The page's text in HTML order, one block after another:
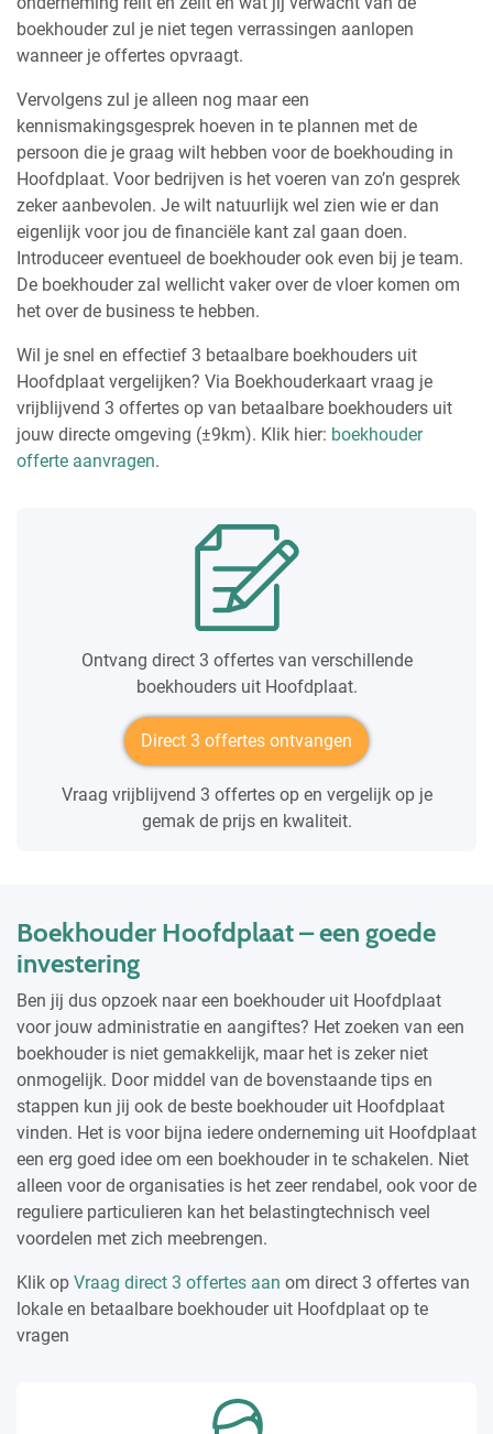
boekhouder zul je niet tegen verrassingen aanlopen
wanneer je offertes opvraagt.
Vervolgens zul je alleen nog maar een
kennismakingsgesprek hoeven in te plannen met de
persoon die je graag wilt hebben voor de boekhouding in
Hoofdplaat. Voor bedrijven is het voeren van zo’n gesprek
zeker aanbevolen. Je wilt natuurlijk wel zien wie er dan
eigenlijk voor jou de financiële kant zal gaan doen.
Introduceer eventueel de boekhouder ook even bij je team.
De boekhouder zal wellicht vaker over de vloer komen om
het over de business te hebben.
Wil je snel en effectief 3 betaalbare boekhouders uit
Hoofdplaat vergelijken? Via Boekhouderkaart vraag je
vrijblijvend 3 offertes op van betaalbare boekhouders uit
jouw directe omgeving (±9km). Klik hier: boekhouder
offerte aanvragen.
Ontvang direct 3 offertes van verschillende
boekhouders uit Hoofdplaat.
Direct 3 offertes ontvangen
Vraag vrijblijvend 3 offertes op en vergelijk op je
gemak de prijs en kwaliteit.
Boekhouder Hoofdplaat – een goede
investering
Ben jij dus opzoek naar een boekhouder uit Hoofdplaat
voor jouw administratie en aangiftes? Het zoeken van een
boekhouder is niet gemakkelijk, maar het is zeker niet
onmogelijk. Door middel van de bovenstaande tips en
stappen kun jij ook de beste boekhouder uit Hoofdplaat
vinden. Het is voor bijna iedere onderneming uit Hoofdplaat
een erg goed idee om een boekhouder in te schakelen. Niet
alleen voor de organisaties is het zeer rendabel, ook voor de
reguliere particulieren kan het belastingtechnisch veel
voordelen met zich meebrengen.
Klik op Vraag direct 3 offertes aan om direct 3 offertes van
lokale en betaalbare boekhouder uit Hoofdplaat op te
vragen